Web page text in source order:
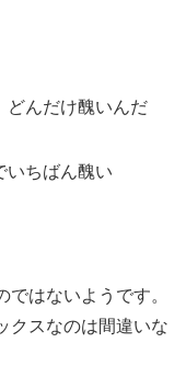
どんだけ醜いんだ
いちばん醜い
はないようです。
クスなのは間違いな